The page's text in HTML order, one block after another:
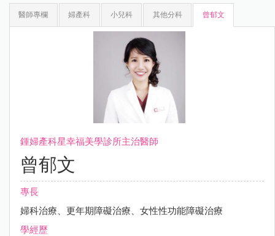
醫師專欄 婦產科 小兒科 其他分科 曾郁文
鍾婦產科星幸福美學診所主治醫師
曾郁文
專長
婦科治療、更年期障礙治療、女性性功能障礙治療
學經歷